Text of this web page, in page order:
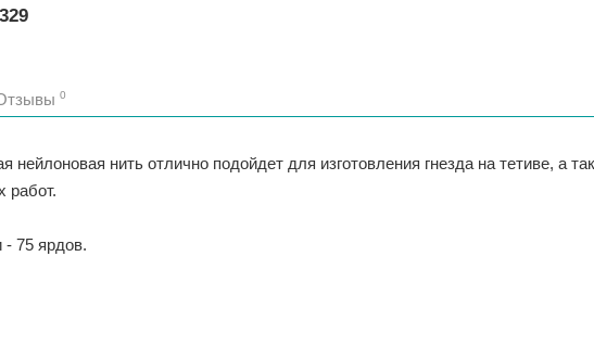
0
нейлоновая нить отлично подойдет для изготовления гнезда на тетиве, а
работ.
- 75 ярдов.